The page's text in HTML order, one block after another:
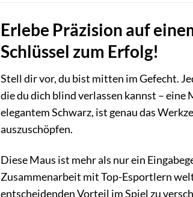
Erlebe Präzision auf
Schlüssel zum Erfolg!
Stell dir vor, du bist mitten im Gefecht.
die du dich blind verlassen kannst – eine
elegantem Schwarz, ist genau das
auszuschöpfen.
Diese Maus ist mehr als nur ein
Zusammenarbeit mit Top-Esportlern
entscheidenden Vorteil im Spiel zu